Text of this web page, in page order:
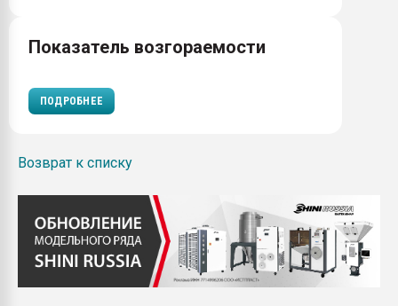
Показатель возгораемости
ПОДРОБНЕЕ
Возврат к списку